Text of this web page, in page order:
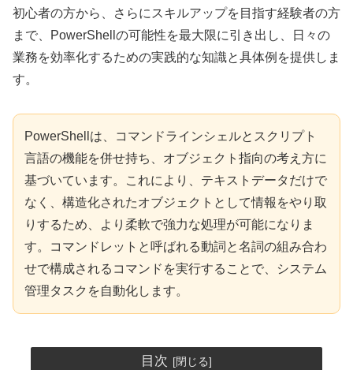
初心者の方から、さらにスキルアップを目指す経験者の方
まで、PowerShellの可能性を最大限に引き出し、日々の
業務を効率化するための実践的な知識と具体例を提供しま
す。
PowerShellは、コマンドラインシェルとスクリプト
言語の機能を併せ持ち、オブジェクト指向の考え方に
基づいています。これにより、テキストデータだけで
なく、構造化されたオブジェクトとして情報をやり取
りするため、より柔軟で強力な処理が可能になりま
す。コマンドレットと呼ばれる動詞と名詞の組み合わ
せで構成されるコマンドを実行することで、システム
管理タスクを自動化します。
目次